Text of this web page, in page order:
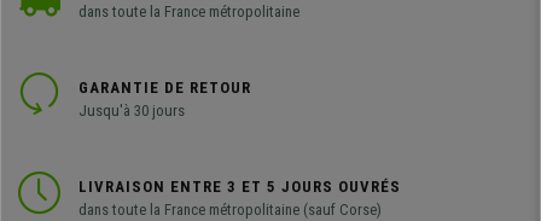
dans toute la France métropolitaine
GARANTIE DE RETOUR
Jusqu'à 30 jours
LIVRAISON ENTRE 3 ET 5 JOURS OUVRÉS
dans toute la France métropolitaine (sauf Corse)